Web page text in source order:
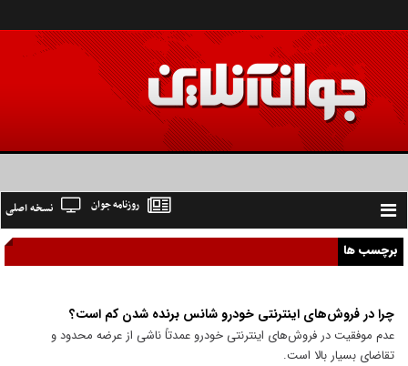
Toggle
navigation
نسخه اصلی روزنامه جوان
برچسب ها
چرا در فروش‌های اینترنتی خودرو شانس برنده شدن کم است؟
عدم موفقیت در فروش‌های اینترنتی خودرو عمدتاً ناشی از عرضه محدود و
تقاضای بسیار بالا است.